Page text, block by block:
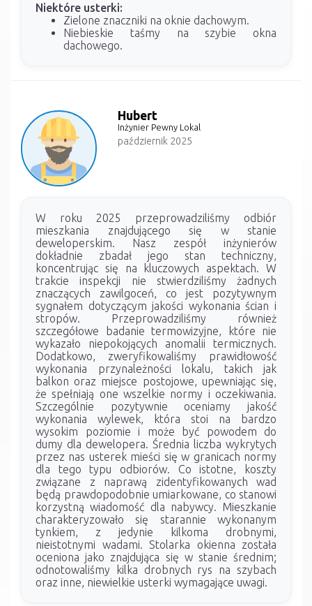
Niektóre usterki:
Zielone znaczniki na oknie dachowym.
Niebieskie taśmy na szybie okna
dachowego.
Hubert
Inżynier Pewny Lokal
październik 2025
W roku 2025 przeprowadziliśmy odbiór
mieszkania znajdującego się w stanie
deweloperskim. Nasz zespół inżynierów
dokładnie zbadał jego stan techniczny,
koncentrując się na kluczowych aspektach. W
trakcie inspekcji nie stwierdziliśmy żadnych
znaczących zawilgoceń, co jest pozytywnym
sygnałem dotyczącym jakości wykonania ścian i
stropów. Przeprowadziliśmy również
szczegółowe badanie termowizyjne, które nie
wykazało niepokojących anomalii termicznych.
Dodatkowo, zweryfikowaliśmy prawidłowość
wykonania przynależności lokalu, takich jak
balkon oraz miejsce postojowe, upewniając się,
że spełniają one wszelkie normy i oczekiwania.
Szczególnie pozytywnie oceniamy jakość
wykonania wylewek, która stoi na bardzo
wysokim poziomie i może być powodem do
dumy dla dewelopera. Średnia liczba wykrytych
przez nas usterek mieści się w granicach normy
dla tego typu odbiorów. Co istotne, koszty
związane z naprawą zidentyfikowanych wad
będą prawdopodobnie umiarkowane, co stanowi
korzystną wiadomość dla nabywcy. Mieszkanie
charakteryzowało się starannie wykonanym
tynkiem, z jedynie kilkoma drobnymi,
nieistotnymi wadami. Stolarka okienna została
oceniona jako znajdująca się w stanie średnim;
odnotowaliśmy kilka drobnych rys na szybach
oraz inne, niewielkie usterki wymagające uwagi.